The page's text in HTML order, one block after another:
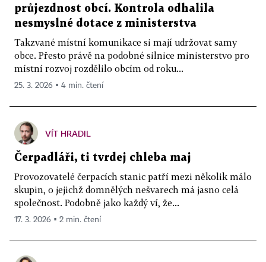
průjezdnost obcí. Kontrola odhalila
nesmyslné dotace z ministerstva
Takzvané místní komunikace si mají udržovat samy
obce. Přesto právě na podobné silnice ministerstvo pro
místní rozvoj rozdělilo obcím od roku...
25. 3. 2026 ▪ 4 min. čtení
VÍT HRADIL
Čerpadláři, ti tvrdej chleba maj
Provozovatelé čerpacích stanic patří mezi několik málo
skupin, o jejichž domnělých nešvarech má jasno celá
společnost. Podobně jako každý ví, že...
17. 3. 2026 ▪ 2 min. čtení